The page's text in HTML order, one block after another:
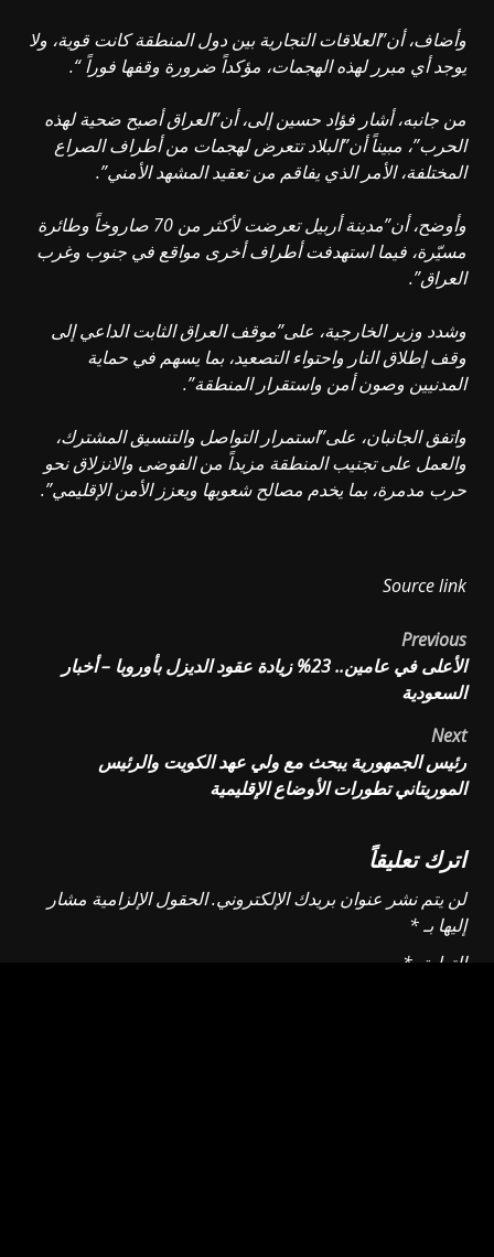
وأضاف، أن”العلاقات التجارية بين دول المنطقة كانت قوية، ولا
يوجد أي مبرر لهذه الهجمات، مؤكداً ضرورة وقفها فوراً “.
من جانبه، أشار فؤاد حسين إلى، أن”العراق أصبح ضحية لهذه
الحرب”، مبيناً أن”البلاد تتعرض لهجمات من أطراف الصراع
المختلفة، الأمر الذي يفاقم من تعقيد المشهد الأمني”.
وأوضح، أن”مدينة أربيل تعرضت لأكثر من 70 صاروخاً وطائرة
مسيّرة، فيما استهدفت أطراف أخرى مواقع في جنوب وغرب
العراق”.
وشدد وزير الخارجية، على”موقف العراق الثابت الداعي إلى
وقف إطلاق النار واحتواء التصعيد، بما يسهم في حماية
المدنيين وصون أمن واستقرار المنطقة”.
واتفق الجانبان، على”استمرار التواصل والتنسيق المشترك،
والعمل على تجنيب المنطقة مزيداً من الفوضى والانزلاق نحو
حرب مدمرة، بما يخدم مصالح شعوبها ويعزز الأمن الإقليمي”.
Source link
Post
navigation
Previous
الأعلى في عامين.. 23% زيادة عقود الديزل بأوروبا – أخبار
السعودية
Next
رئيس الجمهورية يبحث مع ولي عهد الكويت والرئيس
الموريتاني تطورات الأوضاع الإقليمية
اترك تعليقاً
لن يتم نشر عنوان بريدك الإلكتروني.الحقول الإلزامية مشار
إليها بـ*
التعليق *